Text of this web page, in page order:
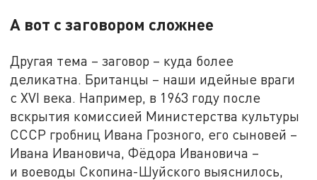
А вот с заговором сложнее
Другая тема – заговор – куда более
деликатна. Британцы – наши идейные враги
с XVI века. Например, в 1963 году после
вскрытия комиссией Министерства культуры
СССР гробниц Ивана Грозного, его сыновей –
Ивана Ивановича, Фёдора Ивановича –
и воеводы Скопина-Шуйского выяснилось,